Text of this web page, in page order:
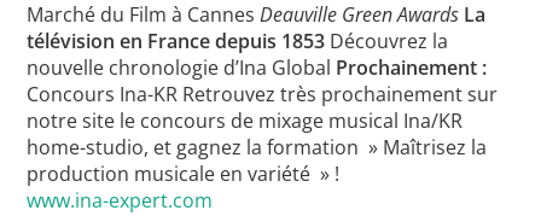
Marché du Film à CannesDeauville Green Awards La
télévision en France depuis 1853 Découvrez la
nouvelle chronologie d’Ina Global Prochainement :
Concours Ina-KR Retrouvez très prochainement sur
notre site le concours de mixage musical Ina/KR
home-studio, et gagnez la formation » Maîtrisez la
production musicale en variété » !
www.ina-expert.com